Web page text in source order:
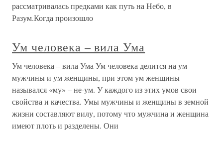
рассматривалась предками как путь на Небо, в
Разум.Когда произошло
Ум человека – вила Ума
Ум человека – вила Ума Ум человека делится на ум
мужчины и ум женщины, при этом ум женщины
назывался «му» – не-ум. У каждого из этих умов свои
свойства и качества. Умы мужчины и женщины в земной
жизни составляют вилу, потому что мужчина и женщина
имеют плоть и разделены. Они